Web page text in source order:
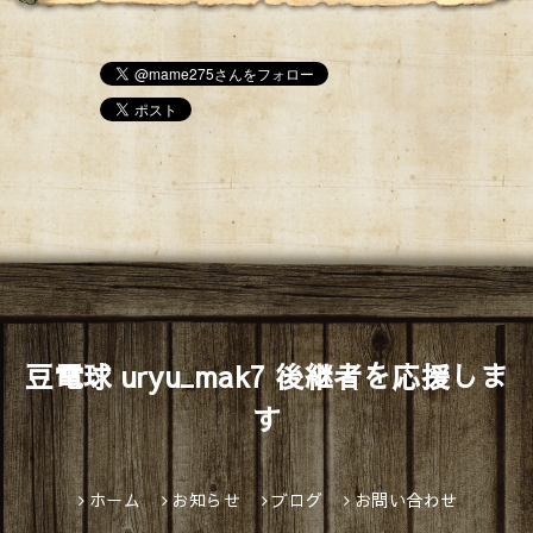
豆電球 uryu_mak7 後継者を応援しま
す
ホーム お知らせ ブログ お問い合わせ